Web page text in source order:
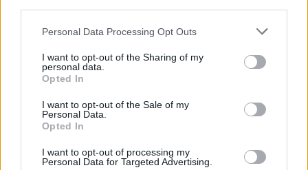
Please note that this website/app uses one or more Google
not limited to your visit or usage behaviour. You may click to
grant or deny consent to Google and its third-party tags to
use your data for below specified purposes in below Google
consent section.
Personal Data Processing Opt Outs
I want to opt-out of the Sharing of my
personal data.
Opted In
I want to opt-out of the Sale of my
Personal Data.
Opted In
I want to opt-out of processing my
Personal Data for Targeted Advertising.
Két éves a HELLoALU
A HELL ENERGY HELLo ALU szemléletformáló
edukációs aktivitások valósultak meg, amelyek